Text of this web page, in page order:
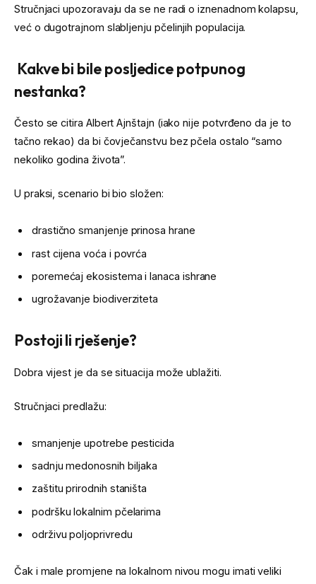
Stručnjaci upozoravaju da se ne radi o iznenadnom kolapsu,
već o dugotrajnom slabljenju pčelinjih populacija.
Kakve bi bile posljedice potpunog
nestanka?
Često se citira Albert Ajnštajn (iako nije potvrđeno da je to
tačno rekao) da bi čovječanstvu bez pčela ostalo “samo
nekoliko godina života”.
U praksi, scenario bi bio složen:
drastično smanjenje prinosa hrane
rast cijena voća i povrća
poremećaj ekosistema i lanaca ishrane
ugrožavanje biodiverziteta
Postoji li rješenje?
Dobra vijest je da se situacija može ublažiti.
Stručnjaci predlažu:
smanjenje upotrebe pesticida
sadnju medonosnih biljaka
zaštitu prirodnih staništa
podršku lokalnim pčelarima
održivu poljoprivredu
Čak i male promjene na lokalnom nivou mogu imati veliki